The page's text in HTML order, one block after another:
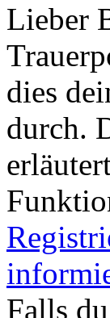
Lieber
dies
durch.
Falls